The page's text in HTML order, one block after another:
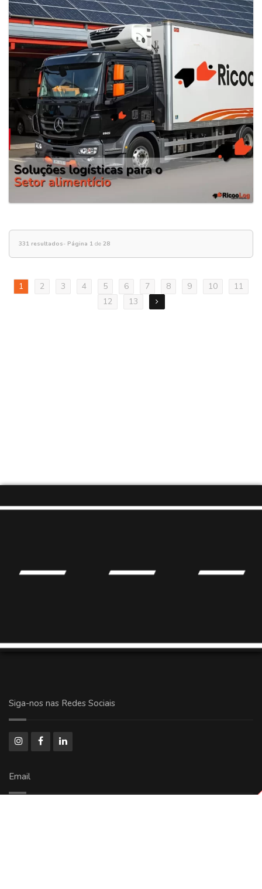
331 resultados- Página 1 de 28
1 2 3 4 5 6 7 8 9 10
11
12
13
Siga-nos nas Redes Sociais
Email